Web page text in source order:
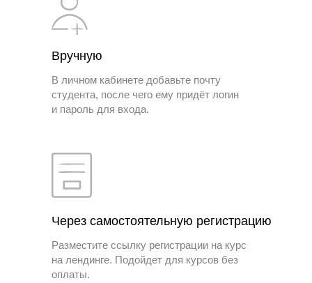
В личном кабинете добавьте почту
студента, после чего ему придёт логин
и пароль для входа.
Разместите ссылку регистрации на курс
на лендинге. Подойдет для курсов без
оплаты.
Вручную
Через самостоятельную регистрацию